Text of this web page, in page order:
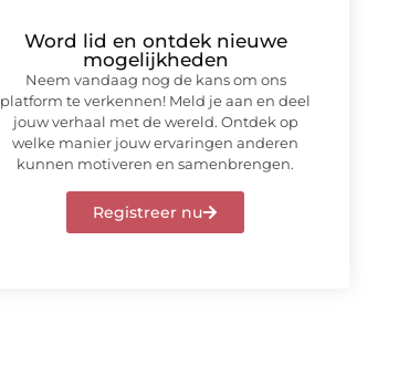
Word lid en ontdek nieuwe
mogelijkheden
Neem vandaag nog de kans om ons
platform te verkennen! Meld je aan en deel
jouw verhaal met de wereld. Ontdek op
welke manier jouw ervaringen anderen
kunnen motiveren en samenbrengen.
Registreer nu